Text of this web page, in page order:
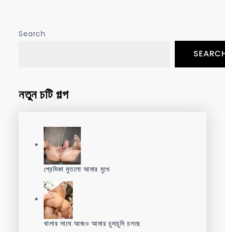
Search
নতুন চটি গল্প
প্রেমিকা মুতলো আমার মুখে
খালার সাথে আজও আমার চুদাচুদি চলছে